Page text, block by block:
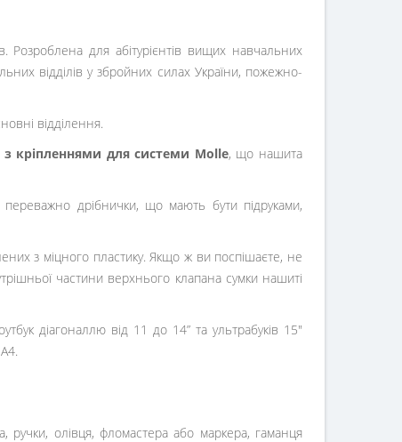
для абітурієнтів вищих навчальних
відділів у збройних силах України, пожежно-
відділення.
з кріпленнями для системи Molle, що нашита
переважно дрібнички, що мають бути підруками,
з міцного пластику. Якщо ж ви поспішаєте, не
частини верхнього клапана сумки нашиті
діагоналлю від 11 до 14” та ультрабуків 15"
ручки, олівця, фломастера або маркера, гаманця